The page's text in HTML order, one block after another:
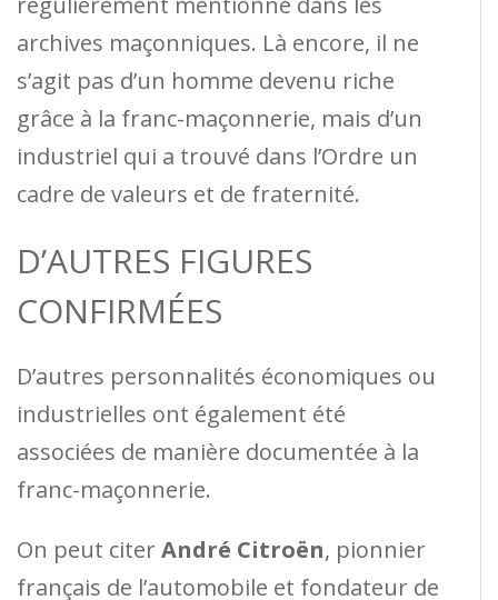
archives maçonniques. Là encore, il ne
s’agit pas d’un homme devenu riche
grâce à la franc-maçonnerie, mais d’un
industriel qui a trouvé dans l’Ordre un
cadre de valeurs et de fraternité.
D’AUTRES FIGURES
CONFIRMÉES
D’autres personnalités économiques ou
industrielles ont également été
associées de manière documentée à la
franc-maçonnerie.
On peut citer André Citroën, pionnier
français de l’automobile et fondateur de